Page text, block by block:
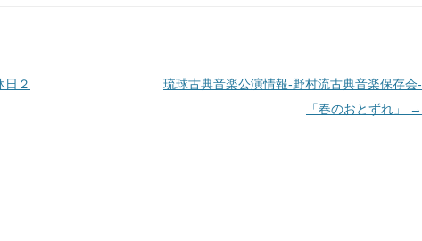
日２
琉球古典音楽公演情報‐野村流古典音楽保存会‐
「春のおとずれ」
→